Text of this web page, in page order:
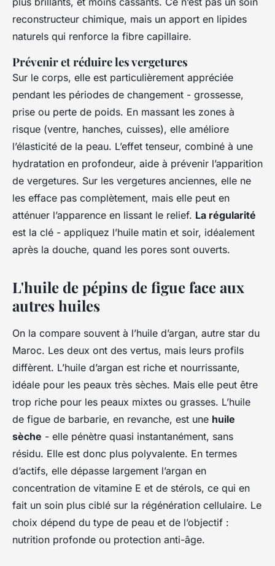
reconstructeur chimique, mais un apport en lipides
naturels qui renforce la fibre capillaire.
Prévenir et réduire les vergetures
Sur le corps, elle est particulièrement appréciée
pendant les périodes de changement - grossesse,
prise ou perte de poids. En massant les zones à
risque (ventre, hanches, cuisses), elle améliore
l’élasticité de la peau. L’effet tenseur, combiné à une
hydratation en profondeur, aide à prévenir l’apparition
de vergetures. Sur les vergetures anciennes, elle ne
les efface pas complètement, mais elle peut en
atténuer l’apparence en lissant le relief. La régularité
est la clé - appliquez l’huile matin et soir, idéalement
après la douche, quand les pores sont ouverts.
L'huile de pépins de figue face aux
autres huiles
On la compare souvent à l’huile d’argan, autre star du
Maroc. Les deux ont des vertus, mais leurs profils
diffèrent. L’huile d’argan est riche et nourrissante,
idéale pour les peaux très sèches. Mais elle peut être
trop riche pour les peaux mixtes ou grasses. L’huile
de figue de barbarie, en revanche, est une huile
sèche - elle pénètre quasi instantanément, sans
résidu. Elle est donc plus polyvalente. En termes
d’actifs, elle dépasse largement l’argan en
concentration de vitamine E et de stérols, ce qui en
fait un soin plus ciblé sur la régénération cellulaire. Le
choix dépend du type de peau et de l’objectif :
nutrition profonde ou protection anti-âge.